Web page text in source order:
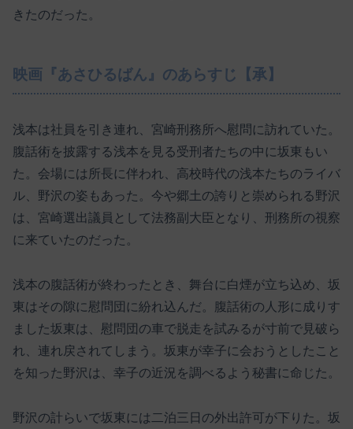
きたのだった。
映画『あさひるばん』のあらすじ【承】
浅本は社員を引き連れ、宮崎刑務所へ慰問に訪れていた。
腹話術を披露する浅本を見る受刑者たちの中に坂東もい
た。会場には所長に伴われ、高校時代の浅本たちのライバ
ル、野沢の姿もあった。今や郷土の誇りと崇められる野沢
は、宮崎選出議員として法務副大臣となり、刑務所の視察
に来ていたのだった。
浅本の腹話術が終わったとき、舞台に白煙が立ち込め、坂
東はその隙に慰問団に紛れ込んだ。腹話術の人形に成りす
ました坂東は、慰問団の車で脱走を試みるが寸前で見破ら
れ、連れ戻されてしまう。坂東が幸子に会おうとしたこと
を知った野沢は、幸子の近況を調べるよう秘書に命じた。
野沢の計らいで坂東には二泊三日の外出許可が下りた。坂